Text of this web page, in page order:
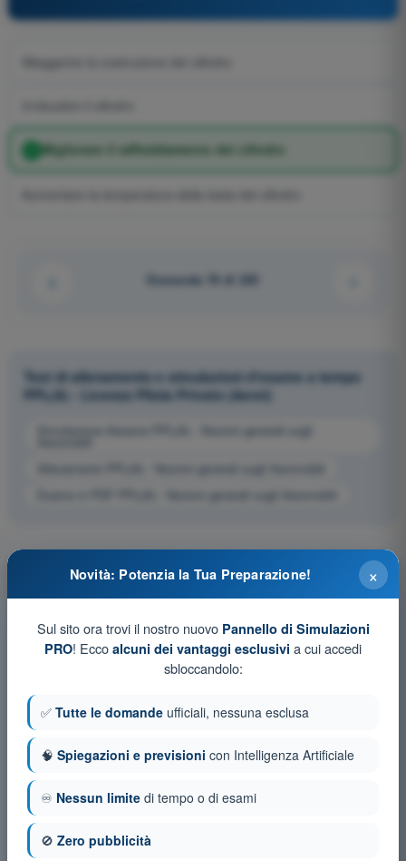
Alleggerire la costruzione dei cilindro
Migliorare il raffreddamento dei cilindro
Domanda 78 di 220
Test di allenamento e simulazioni d'esame a tempo
PPL(A) - Licenza Pilota Privato (Aerei)
Simulazione d'esame PPL(A) - Nozioni generali sugli
Allenamento PPL(A) - Nozioni generali sugli Aeromobili
Esame in PDF PPL(A) - Nozioni generali sugli Aeromobili
×
Novità: Potenzia la Tua Preparazione!
Sul sito ora trovi il nostro nuovo Pannello di Simulazioni
PRO! Ecco alcuni dei vantaggi esclusivi a cui accedi
sbloccandolo:
✅ Tutte le domande ufficiali, nessuna esclusa
🧠 Spiegazioni e previsioni con Intelligenza Artificiale
♾️ Nessun limite di tempo o di esami
🚫 Zero pubblicità